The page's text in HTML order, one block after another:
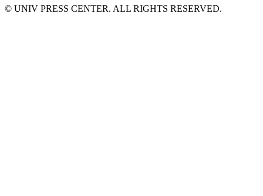
© UNIV PRESS CENTER. ALL RIGHTS RESERVED.